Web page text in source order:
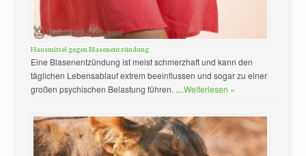
Hausmittel gegen Blasenentzündung
Eine Blasenentzündung ist meist schmerzhaft und kann den
täglichen Lebensablauf extrem beeinflussen und sogar zu einer
großen psychischen Belastung führen. …Weiterlesen »